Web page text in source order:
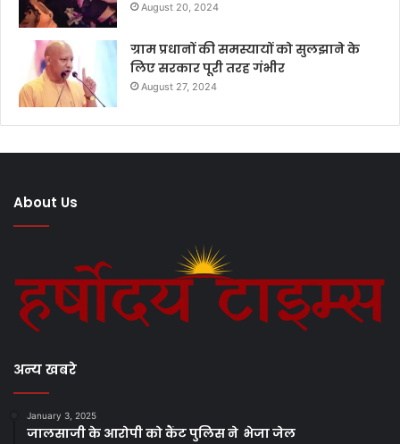
August 20, 2024
ग्राम प्रधानों की समस्यायों को सुलझाने के
लिए सरकार पूरी तरह गंभीर
August 27, 2024
About Us
अन्य खबरे
January 3, 2025
जालसाजी के आरोपी को कैंट पुलिस ने भेजा जेल